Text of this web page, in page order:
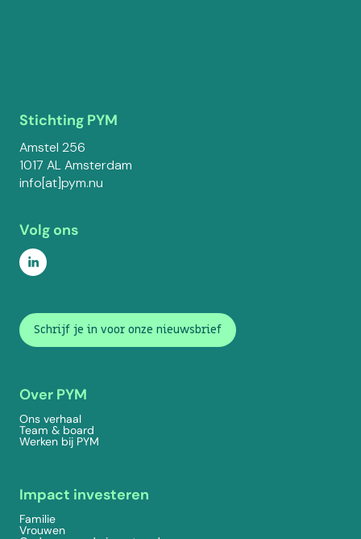
Stichting PYM
Amstel 256
1017 AL Amsterdam
info[at]pym.nu
Volg ons
Schrijf je in voor onze nieuwsbrief
Over PYM
Ons verhaal
Team & board
Werken bij PYM
Impact investeren
Familie
Vrouwen